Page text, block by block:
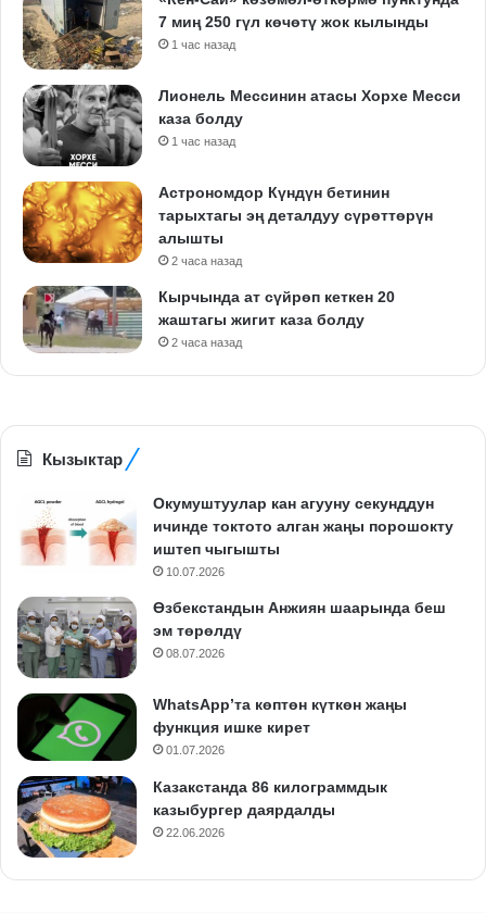
7 миң 250 гүл көчөтү жок кылынды
1 час назад
Лионель Мессинин атасы Хорхе Месси
каза болду
1 час назад
Астрономдор Күндүн бетинин
тарыхтагы эң деталдуу сүрөттөрүн
алышты
2 часа назад
Кырчында ат сүйрөп кеткен 20
жаштагы жигит каза болду
2 часа назад
Кызыктар
Окумуштуулар кан агууну секунддун
ичинде токтото алган жаңы порошокту
иштеп чыгышты
10.07.2026
Өзбекстандын Анжиян шаарында беш
эм төрөлдү
08.07.2026
WhatsApp’та көптөн күткөн жаңы
функция ишке кирет
01.07.2026
Казакстанда 86 килограммдык
казыбургер даярдалды
22.06.2026